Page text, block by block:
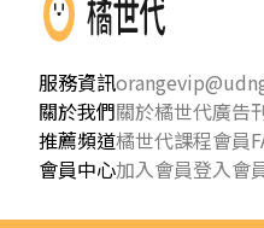
服務資訊
關於我們關於橘世代廣告
推薦頻道橘世代課程會員
會員中心加入會員登入會